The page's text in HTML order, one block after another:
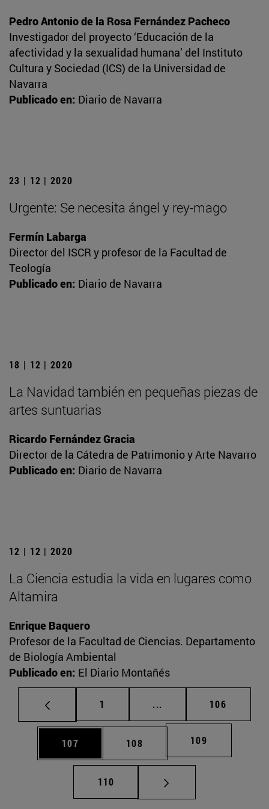
Pedro Antonio de la Rosa Fernández Pacheco
Investigador del proyecto ‘Educación de la
afectividad y la sexualidad humana’ del Instituto
Cultura y Sociedad (ICS) de la Universidad de
Navarra
Publicado en: Diario de Navarra
23 | 12 | 2020
Urgente: Se necesita ángel y rey-mago
Fermín Labarga
Director del ISCR y profesor de la Facultad de
Teología
Publicado en: Diario de Navarra
18 | 12 | 2020
La Navidad también en pequeñas piezas de
artes suntuarias
Ricardo Fernández Gracia
Director de la Cátedra de Patrimonio y Arte Navarro
Publicado en: Diario de Navarra
12 | 12 | 2020
La Ciencia estudia la vida en lugares como
Altamira
Enrique Baquero
Profesor de la Facultad de Ciencias. Departamento
de Biología Ambiental
Publicado en: El Diario Montañés
Página
1 ... Páginas intermedias
Página
106
Página
107 Página
108 Página
109
Página
110